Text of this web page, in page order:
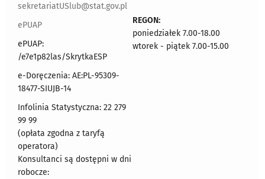
sekretariatUSlub@stat.gov.pl
ePUAP
ePUAP:
/e7e1p82las/SkrytkaESP
e-Doręczenia: AE:PL-95309-
18477-SIUJB-14
Infolinia Statystyczna: 22 279
99 99
(opłata zgodna z taryfą
operatora)
Konsultanci są dostępni w dni
robocze:
REGON:
poniedziałek 7.00-18.00
wtorek - piątek 7.00-15.00